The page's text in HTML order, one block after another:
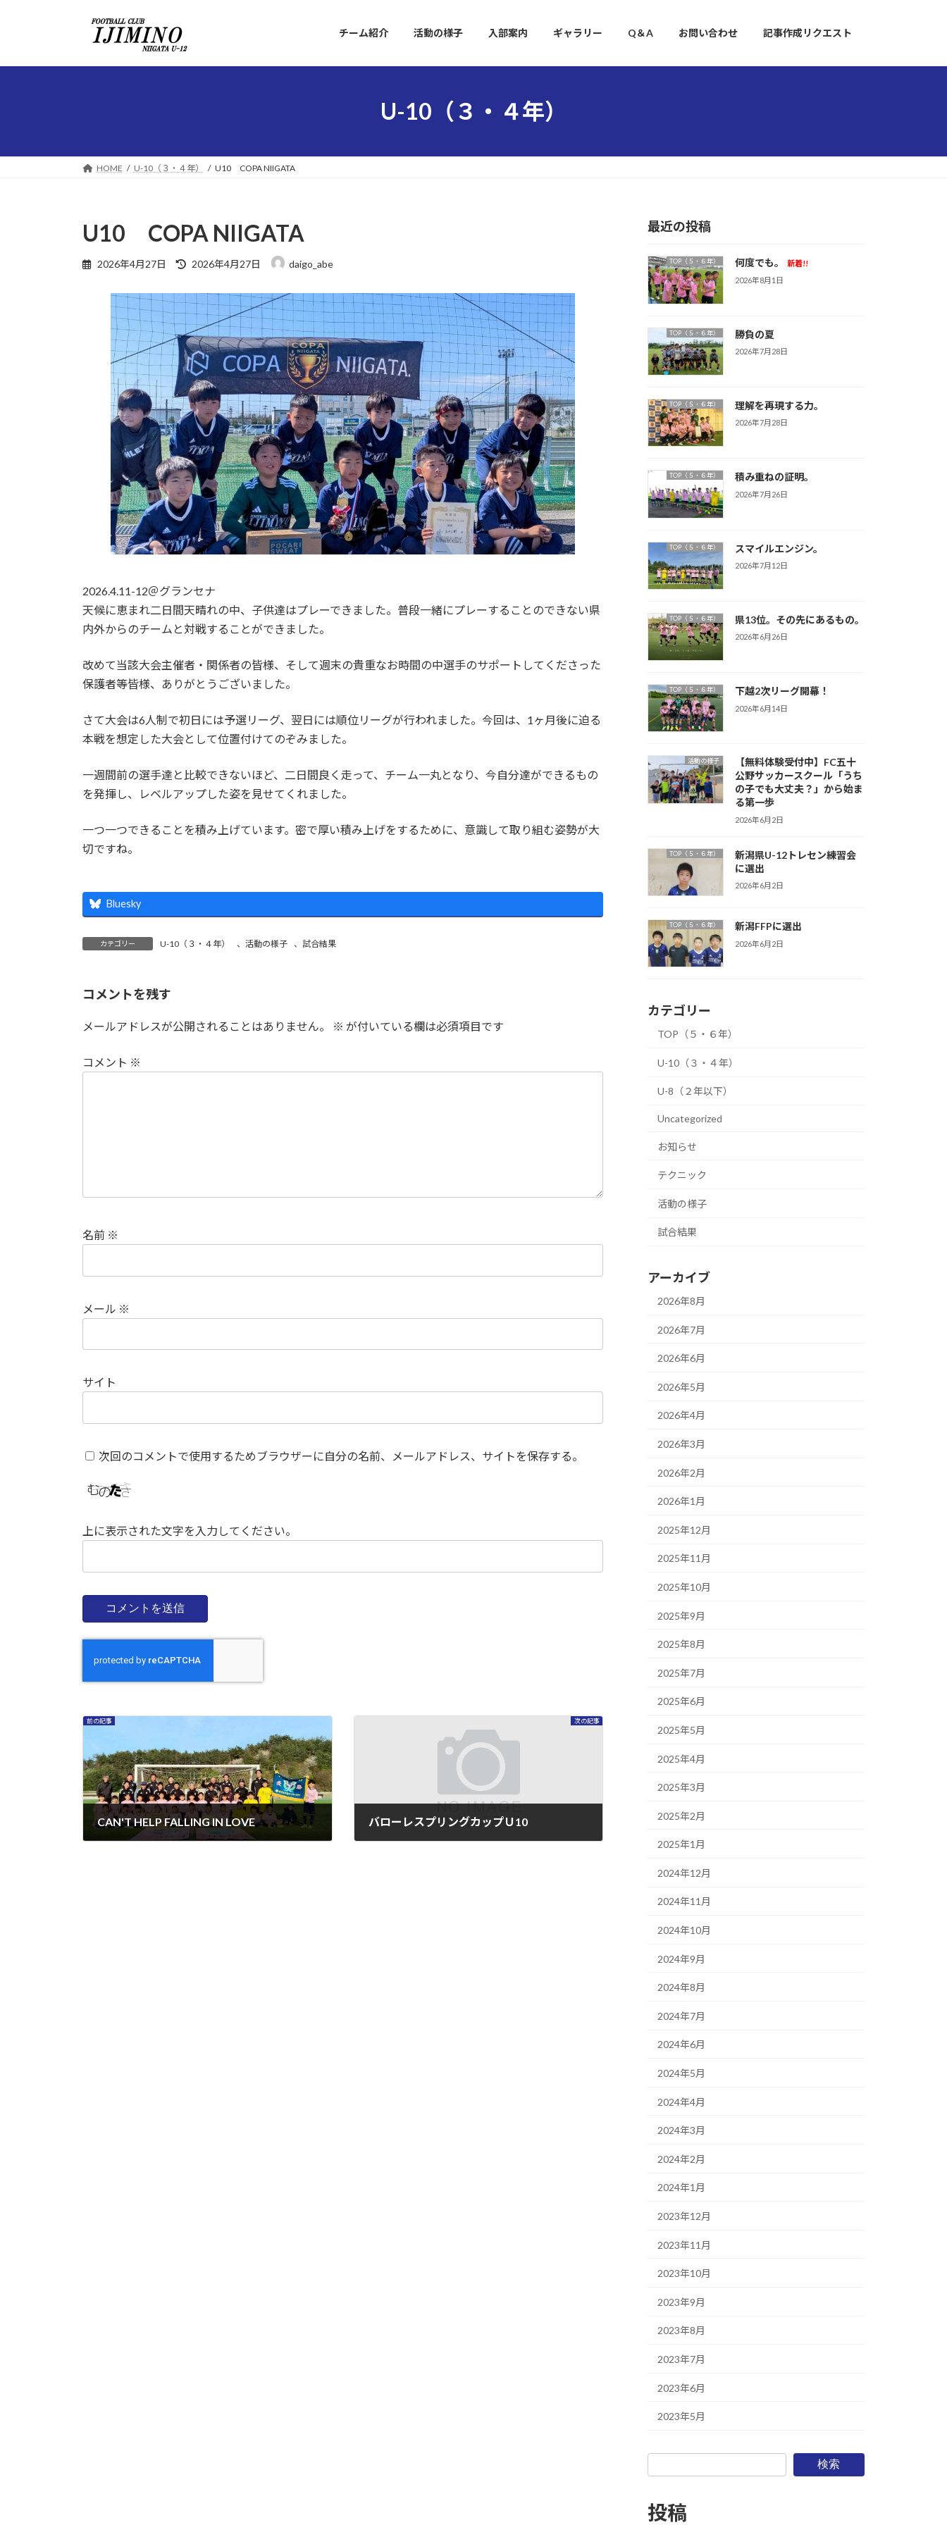
プ
動
チーム紹介 活動の様子 入部案内 ギャラリー Q＆A お問い合わせ 記事作成リクエスト
U-10（３・４年）
HOME U-10（３・４年） U10 COPA NIIGATA
U10 COPA NIIGATA
2026年4月27日
最
新
日
時
:
2026年4月27日 daigo_abe
2026.4.11-12＠グランセナ
天候に恵まれ二日間天晴れの中、子供達はプレーできました。普段一緒にプレーすることのできない県
内外からのチームと対戦することができました。
改めて当該大会主催者・関係者の皆様、そして週末の貴重なお時間の中選手のサポートしてくださった
保護者等皆様、ありがとうございました。
さて大会は6人制で初日には予選リーグ、翌日には順位リーグが行われました。今回は、1ヶ月後に迫る
本戦を想定した大会として位置付けてのぞみました。
一週間前の選手達と比較できないほど、二日間良く走って、チーム一丸となり、今自分達ができるもの
を発揮し、レベルアップした姿を見せてくれました。
一つ一つできることを積み上げています。密で厚い積み上げをするために、意識して取り組む姿勢が大
切ですね。
Bluesky
カテゴリー U-10（３・４年） 、 活動の様子 、試合結果
コメントを残す
メールアドレスが公開されることはありません。 ※ が付いている欄は必須項目です
コメント ※
名前 ※
メール ※
サイト
次回のコメントで使用するためブラウザーに自分の名前、メールアドレス、サイトを保存する。
上に表示された文字を入力してください。
前の記事
CAN'T HELP FALLING IN LOVE
次の記事
バローレスプリングカップＵ10
最近の投稿
TOP（５・６年） 何度でも。
新着!!
2026年8月1日
TOP（５・６年） 勝負の夏
2026年7月28日
TOP（５・６年） 理解を再現する力。
2026年7月28日
TOP（５・６年） 積み重ねの証明。
2026年7月26日
TOP（５・６年） スマイルエンジン。
2026年7月12日
TOP（５・６年） 県13位。その先にあるもの。
2026年6月26日
TOP（５・６年） 下越2次リーグ開幕！
2026年6月14日
活動の様子
【無料体験受付中】FC五十
公野サッカースクール「うち
の子でも大丈夫？」から始ま
る第一歩
2026年6月2日
TOP（５・６年）
新潟県U-12トレセン練習会
に選出
2026年6月2日
TOP（５・６年） 新潟FFPに選出
2026年6月2日
カテゴリー
TOP（５・６年）
U-10（３・４年）
U-8（２年以下）
Uncategorized
お知らせ
テクニック
活動の様子
試合結果
アーカイブ
2026年8月
2026年7月
2026年6月
2026年5月
2026年4月
2026年3月
2026年2月
2026年1月
2025年12月
2025年11月
2025年10月
2025年9月
2025年8月
2025年7月
2025年6月
2025年5月
2025年4月
2025年3月
2025年2月
2025年1月
2024年12月
2024年11月
2024年10月
2024年9月
2024年8月
2024年7月
2024年6月
2024年5月
2024年4月
2024年3月
2024年2月
2024年1月
2023年12月
2023年11月
2023年10月
2023年9月
2023年8月
2023年7月
2023年6月
2023年5月
検索
投稿